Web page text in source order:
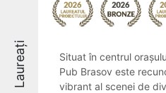
Laureați
Situat în centrul
Pub Brasov este
vibrant al scenei de